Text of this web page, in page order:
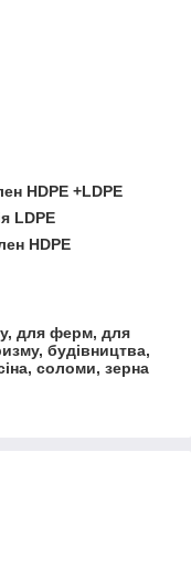
HDPE +LDPE
LDPE
HDPE
для ферм, для
будівництва,
соломи, зерна